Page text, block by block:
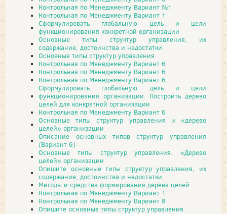
Контрольная по Менеджменту Вариант №1
Контрольная по Менеджменту Вариант 1
Сформулировать глобальную цель и цели
функционирования конкретной организации
Основные типы структур управления, их
содержание, достоинства и недостатки
Основные типы структур управления
Контрольная по Менеджменту Вариант 6
Контрольная по Менеджменту Вариант 6
Контрольная по Менеджменту Вариант 6
Сформулировать глобальную цель и цели
функционирования организации. Построить дерево
целей для конкретной организации
Контрольная по Менеджменту Вариант 6
Основные типы структур управления и «дерево
целей» организации
Описание основных типов структур управления
(Вариант 6)
Основные типы структур управления. «Дерево
целей» организации
Опишите основные типы структур управления, их
содержание, достоинства и недостатки
Методы и средства формирования дерева целей
Контрольная по Менеджменту Вариант 1
Контрольная по Менеджменту Вариант 8
Опишите основные типы структур управления